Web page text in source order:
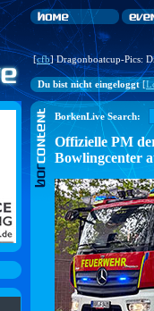
[cfb] Dragonboatcup-Pics:
Du bist nicht eingeloggt[
BorkenLive Search:
Offizielle PM
Bowlingcenter